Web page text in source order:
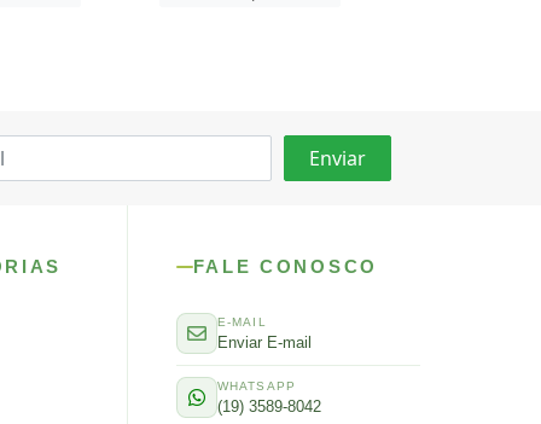
FALE CONOSCO
E-MAIL
Enviar E-mail
WHATSAPP
(19) 3589-8042